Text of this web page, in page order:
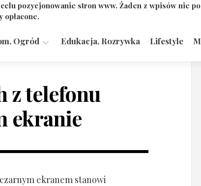
pozycjonowanie stron www. Żaden z wpisów nie
opłacone.
Ogród Edukacja, Rozrywka Lifestyle
z telefonu
ekranie
ekranem stanowi